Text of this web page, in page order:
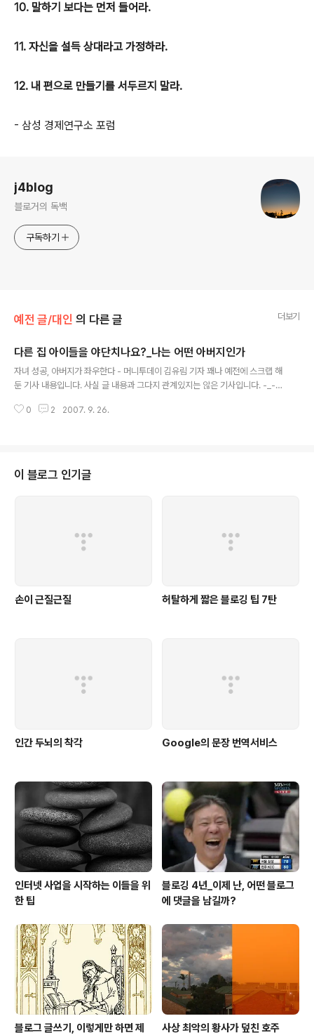
10. 말하기 보다는 먼저 들어라.
11. 자신을 설득 상대라고 가정하라.
12. 내 편으로 만들기를 서두르지 말라.
- 삼성 경제연구소 포럼
j4blog
블로거의 독백
구독하기
예전 글/대인 의 다른 글 더보기
다른 집 아이들을 야단치나요?_나는 어떤 아버지인가
자녀 성공, 아버지가 좌우한다 - 머니투데이 김유림 기자 꽤나 예전에 스크랩 해
둔 기사 내용입니다. 사실 글 내용과 그다지 관계있지는 않은 기사입니다. -_-a
의 아이만 감싸안는 분위기는 자녀의 수가 대폭 줄어든 경향도 없지않아 있습니
등이 매번 생깁니다. (저는 주로...개인주의적 가치관을 따릅니다.) 실제로 있었
던 이야기입니다. 어느 식당에서 여러 가족들이 식사를 하고 있습니다. 그중 어
0 2 2007. 9. 26.
이 블로그 인기글
손이 근질근질 허탈하게 짧은 블로깅 팁 7탄
인간 두뇌의 착각 Google의 문장 번역서비스
인터넷 사업을 시작하는 이들을 위
한 팁
블로깅 4년_이제 난, 어떤 블로그
에 댓글을 남길까?
블로그 글쓰기, 이렇게만 하면 제 사상 최악의 황사가 덮친 호주